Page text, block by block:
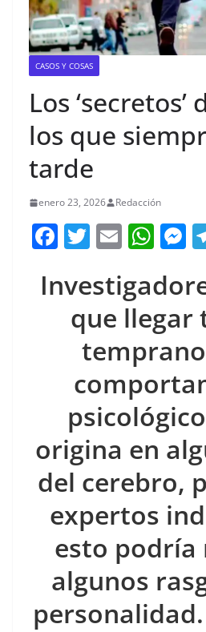
CASOS Y COSAS
Los
los que
tarde
enero 23, 2026 Redacción
F
c
e
k
T
itt
er
E
ai
l
W
at
s
A
p
p
e
n
g
que llegar
origina en
del cerebro,
expertos
esto
algunos
personalidad.